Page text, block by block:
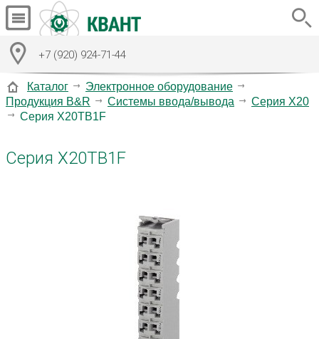
+7 (920) 924-71-44
Каталог
Электронное оборудование
Продукция B&R
Системы ввода/вывода
Серия X20
Серия X20TB1F
Серия X20TB1F